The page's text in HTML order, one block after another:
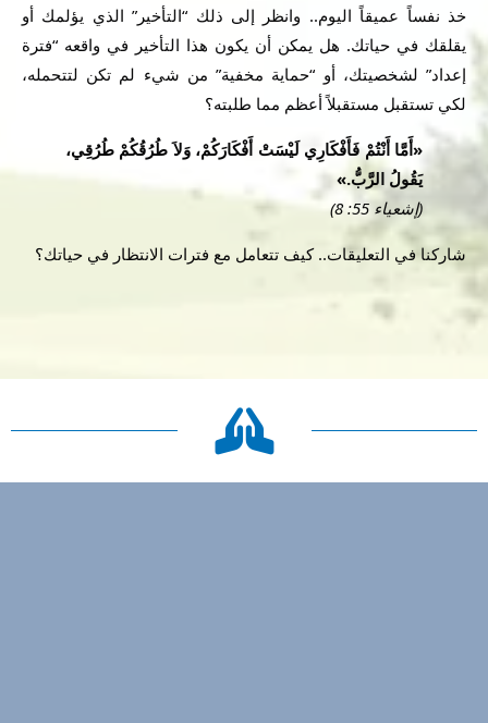
خذ نفساً عميقاً اليوم.. وانظر إلى ذلك “التأخير” الذي يؤلمك أو
يقلقك في حياتك. هل يمكن أن يكون هذا التأخير في واقعه “فترة
إعداد” لشخصيتك، أو “حماية مخفية” من شيء لم تكن لتتحمله،
لكي تستقبل مستقبلاً أعظم مما طلبته؟
«أَمَّا أَنْتُمْ فَأَفْكَارِي لَيْسَتْ أَفْكَارَكُمْ، وَلاَ طُرُقُكُمْ طُرُقِي،
يَقُولُ الرَّبُّ.»
(إشعياء 55: 8)
شاركنا في التعليقات.. كيف تتعامل مع فترات الانتظار في حياتك؟